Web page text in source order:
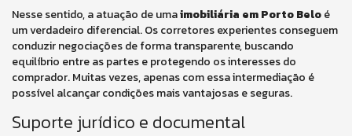
Nesse sentido, a atuação de umaimobiliária em Porto Beloé
um verdadeiro diferencial. Os corretores experientes conseguem
conduzir negociações de forma transparente, buscando
equilíbrio entre as partes e protegendo os interesses do
comprador. Muitas vezes, apenas com essa intermediação é
possível alcançar condições mais vantajosas e seguras.
Suporte jurídico e documental